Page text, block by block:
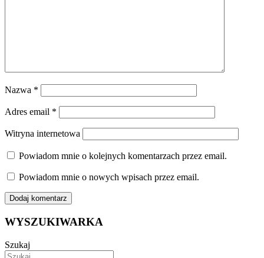
Nazwa *
Adres email *
Witryna internetowa
Powiadom mnie o kolejnych komentarzach przez email.
Powiadom mnie o nowych wpisach przez email.
WYSZUKIWARKA
Szukaj